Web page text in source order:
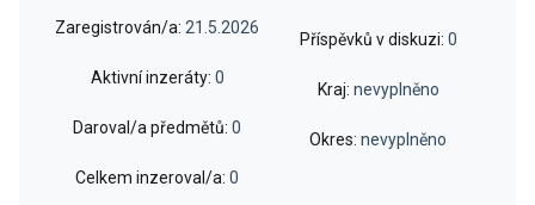
Zaregistrován/a: 21.5.2026
Aktivní inzeráty: 0
Daroval/a předmětů: 0
Celkem inzeroval/a: 0
Příspěvků v diskuzi: 0
Kraj: nevyplněno
Okres: nevyplněno